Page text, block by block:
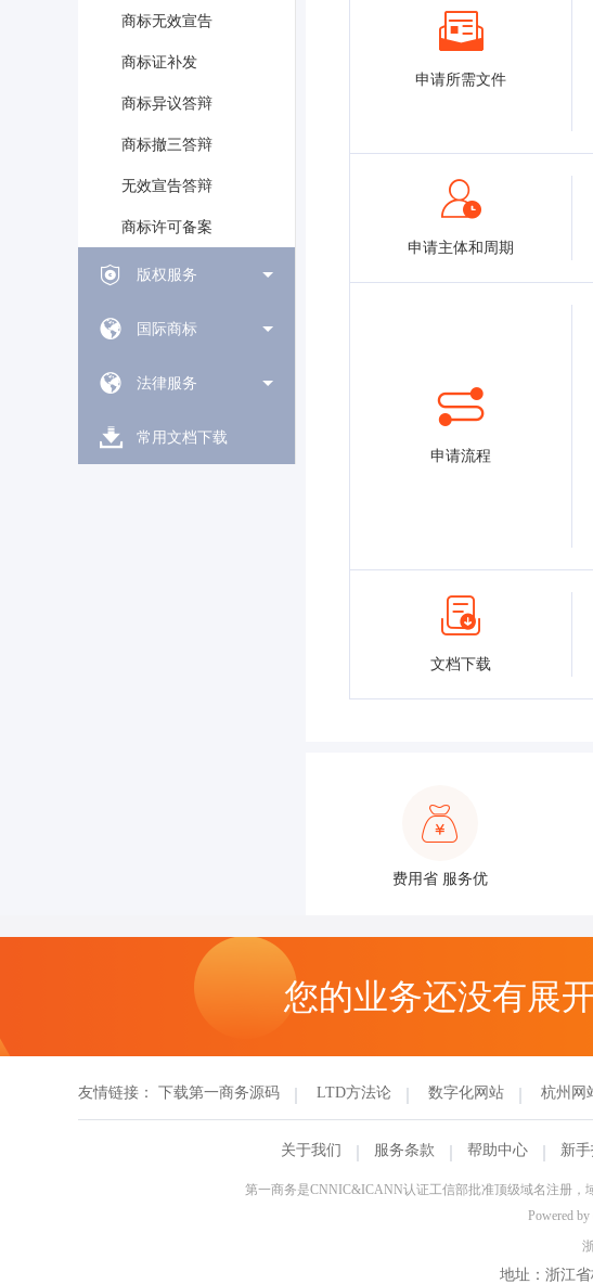
商标无效宣告
商标证补发
商标异议答辩
商标撤三答辩
无效宣告答辩
商标许可备案
版权服务
国际商标
法律服务
常用文档下载
申请所需文件
申请主体和周期
申请流程
文档下载
费用省 服务优
您的业务还没有展
友情链接： 下载第一商务源码 LTD方法论 数字化网站 杭州网
关于我们 服务条款 帮助中心 新
第一商务是CNNIC&ICANN认证工信部批准顶级域名注册
Powered by
地址：浙江